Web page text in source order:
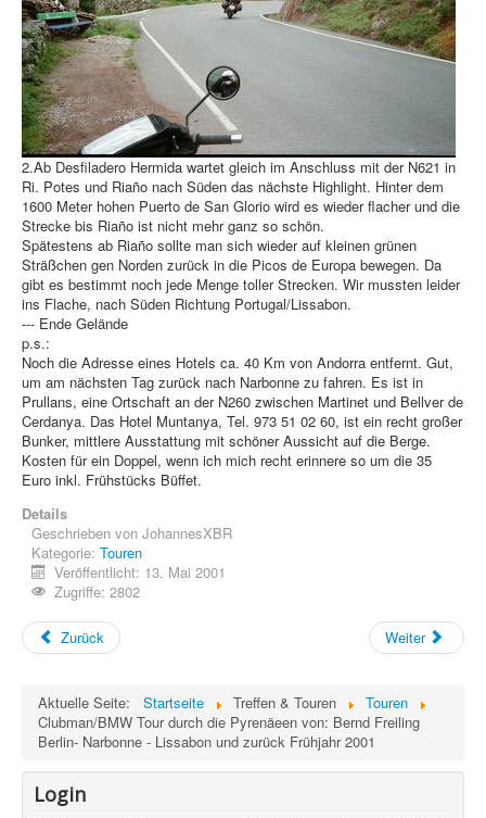
2.Ab Desfiladero Hermida wartet gleich im Anschluss mit der N621 in
Ri. Potes und Riaño nach Süden das nächste Highlight. Hinter dem
1600 Meter hohen Puerto de San Glorio wird es wieder flacher und die
Strecke bis Riaño ist nicht mehr ganz so schön.
Spätestens ab Riaño sollte man sich wieder auf kleinen grünen
Sträßchen gen Norden zurück in die Picos de Europa bewegen. Da
gibt es bestimmt noch jede Menge toller Strecken. Wir mussten leider
ins Flache, nach Süden Richtung Portugal/Lissabon.
--- Ende Gelände
p.s.:
Noch die Adresse eines Hotels ca. 40 Km von Andorra entfernt. Gut,
um am nächsten Tag zurück nach Narbonne zu fahren. Es ist in
Prullans, eine Ortschaft an der N260 zwischen Martinet und Bellver de
Cerdanya. Das Hotel Muntanya, Tel. 973 51 02 60, ist ein recht großer
Bunker, mittlere Ausstattung mit schöner Aussicht auf die Berge.
Kosten für ein Doppel, wenn ich mich recht erinnere so um die 35
Euro inkl. Frühstücks Büffet.
Details
Geschrieben von JohannesXBR
Kategorie: Touren
Veröffentlicht: 13. Mai 2001
Zugriffe: 2802
Zurück Weiter
Aktuelle Seite: Startseite Treffen & Touren
Touren
Clubman/BMW Tour durch die Pyrenäeen von: Bernd Freiling
Berlin- Narbonne - Lissabon und zurück Frühjahr 2001
Login